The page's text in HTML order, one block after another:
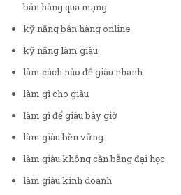
bán hàng qua mạng
kỹ năng bán hàng online
kỹ năng làm giàu
làm cách nào để giàu nhanh
làm gì cho giàu
làm gì để giàu bây giờ
làm giàu bền vững
làm giàu không cần bằng đại học
làm giàu kinh doanh